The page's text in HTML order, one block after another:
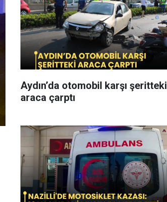
Aydın’da otomobil karşı şeritteki
araca çarptı